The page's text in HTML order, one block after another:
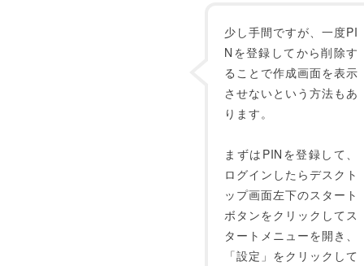
少し手間ですが、一度PI
Nを登録してから削除す
ることで作成画面を表示
させないという方法もあ
ります。
まずはPINを登録して、
ログインしたらデスクト
ップ画面左下のスタート
ボタンをクリックしてス
タートメニューを開き、
「設定」をクリックして